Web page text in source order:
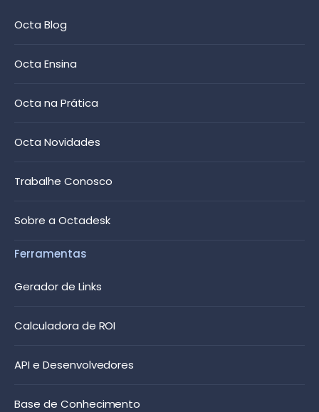
Octa Blog
Octa Ensina
Octa na Prática
Octa Novidades
Trabalhe Conosco
Sobre a Octadesk
Ferramentas
Gerador de Links
Calculadora de ROI
API e Desenvolvedores
Base de Conhecimento